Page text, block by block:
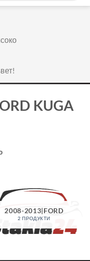
KUGA
2008-2013|FORD
2 ПРОДУКТИ